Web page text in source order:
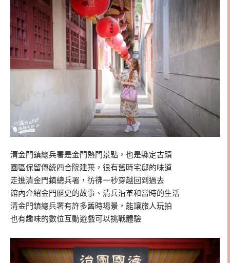
清金門鎮總兵署是金門熱門景點，也是縣定古蹟
園區保留傳統四合院建築，很有舊時宅邸的味道
走進清金門鎮總兵署，彷彿一秒穿越回到過去
館內介紹金門歷史的故事、清兵沿革和當時的生活
清金門鎮總兵署有許多舊時場景，能讓旅人玩拍
也有趣味的數位互動遊戲可以挑戰體驗